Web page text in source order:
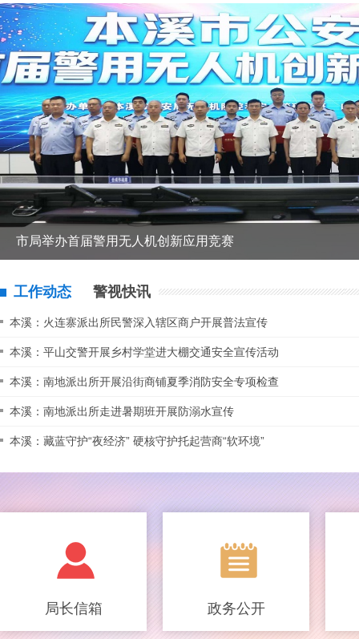
市局举办首届警用无人机创新应用竞赛
工作动态 警视快讯
本溪：火连寨派出所民警深入辖区商户开展普法宣传
本溪：平山交警开展乡村学堂进大棚交通安全宣传活动
本溪：南地派出所开展沿街商铺夏季消防安全专项检查
本溪：南地派出所走进暑期班开展防溺水宣传
本溪：藏蓝守护“夜经济” 硬核守护托起营商“软环境”
局长信箱 政务公开